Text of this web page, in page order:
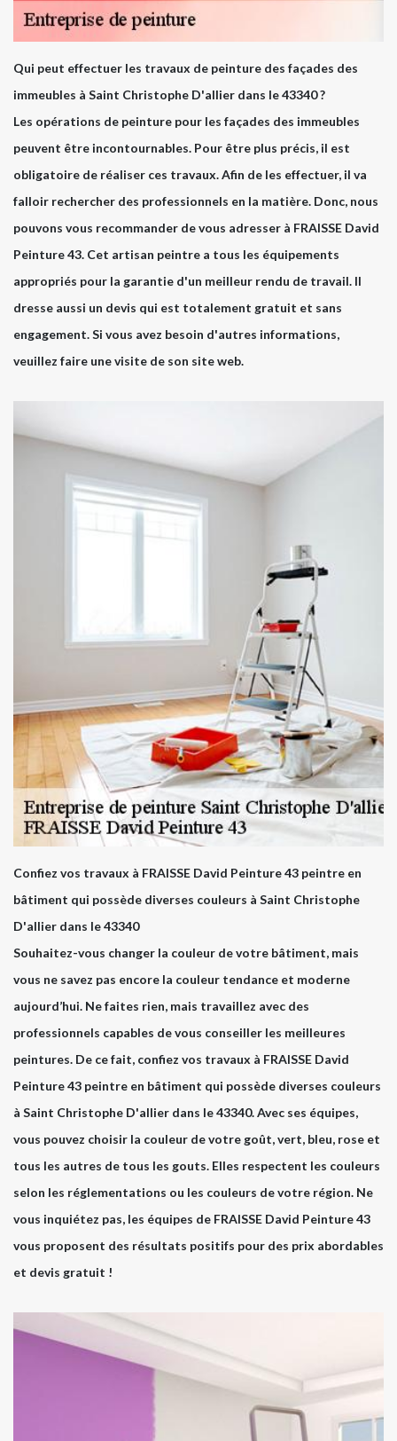
Qui peut effectuer les travaux de peinture des façades des
immeubles à Saint Christophe D'allier dans le 43340 ?
Les opérations de peinture pour les façades des immeubles
peuvent être incontournables. Pour être plus précis, il est
obligatoire de réaliser ces travaux. Afin de les effectuer, il va
falloir rechercher des professionnels en la matière. Donc, nous
pouvons vous recommander de vous adresser à FRAISSE David
Peinture 43. Cet artisan peintre a tous les équipements
appropriés pour la garantie d'un meilleur rendu de travail. Il
dresse aussi un devis qui est totalement gratuit et sans
engagement. Si vous avez besoin d'autres informations,
veuillez faire une visite de son site web.
Confiez vos travaux à FRAISSE David Peinture 43 peintre en
bâtiment qui possède diverses couleurs à Saint Christophe
D'allier dans le 43340
Souhaitez-vous changer la couleur de votre bâtiment, mais
vous ne savez pas encore la couleur tendance et moderne
aujourd’hui. Ne faites rien, mais travaillez avec des
professionnels capables de vous conseiller les meilleures
peintures. De ce fait, confiez vos travaux à FRAISSE David
Peinture 43 peintre en bâtiment qui possède diverses couleurs
à Saint Christophe D'allier dans le 43340. Avec ses équipes,
vous pouvez choisir la couleur de votre goût, vert, bleu, rose et
tous les autres de tous les gouts. Elles respectent les couleurs
selon les réglementations ou les couleurs de votre région. Ne
vous inquiétez pas, les équipes de FRAISSE David Peinture 43
vous proposent des résultats positifs pour des prix abordables
et devis gratuit !